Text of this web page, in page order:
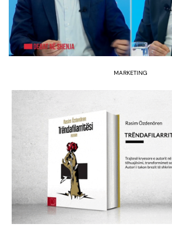
MARKETING